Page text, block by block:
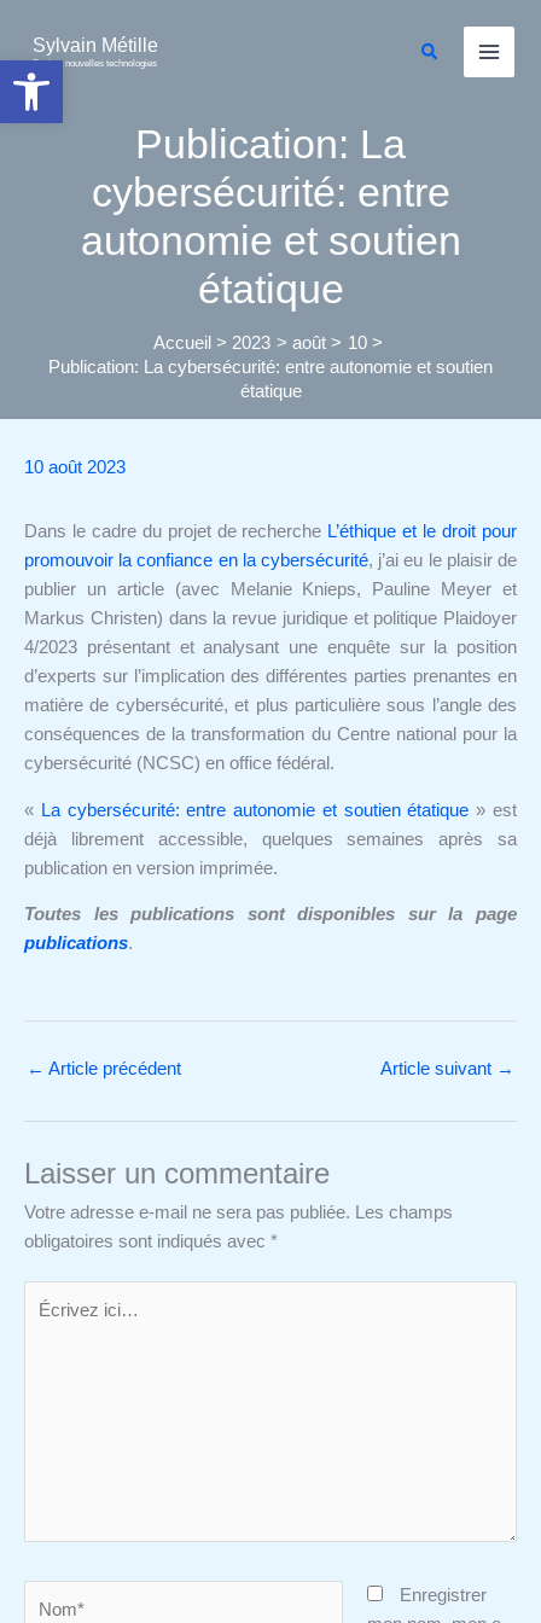
Ouvrir la barre d’outils
contenu
Sylvain Métille
Droit et nouvelles technologies
Rechercher
Publication: La
cybersécurité: entre
autonomie et soutien
étatique
Accueil 2023 août
10
Publication: La cybersécurité: entre autonomie et soutien
étatique
10 août 2023
Dans le cadre du projet de recherche L’éthique et le droit pour
promouvoir la confiance en la cybersécurité, j’ai eu le plaisir de
publier un article (avec Melanie Knieps, Pauline Meyer et
Markus Christen) dans la revue juridique et politique Plaidoyer
4/2023 présentant et analysant une enquête sur la position
d’experts sur l’implication des différentes parties prenantes en
matière de cybersécurité, et plus particulière sous l’angle des
conséquences de la transformation du Centre national pour la
cybersécurité (NCSC) en office fédéral.
« La cybersécurité: entre autonomie et soutien étatique » est
déjà librement accessible, quelques semaines après sa
publication en version imprimée.
Toutes les publications sont disponibles sur la page
publications.
← Article précédent Article suivant →
Laisser un commentaire
Votre adresse e-mail ne sera pas publiée. Les champs
obligatoires sont indiqués avec *
Écrivez
Enregistrer